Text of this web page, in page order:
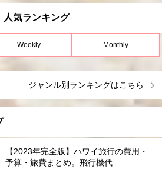
人気ランキング
Weekly Monthly
ジャンル別ランキングはこちら
【2023年完全版】ハワイ旅行の費用・
予算・旅費まとめ。飛行機代...